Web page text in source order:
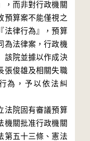
，而非對行政機關
預算案不能僅視之
法律行為』，預算
為法律案，行政機
該院並據以作成決
張俊雄及相關失職
為，予以依法糾
法院固有審議預算
機關批准行政機關
第五十三條、憲法